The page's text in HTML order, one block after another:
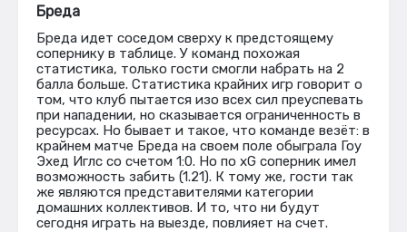
Бреда
Бреда идет соседом сверху к предстоящему
сопернику в таблице. У команд похожая
статистика, только гости смогли набрать на 2
балла больше. Статистика крайних игр говорит о
том, что клуб пытается изо всех сил преуспевать
при нападении, но сказывается ограниченность в
ресурсах. Но бывает и такое, что команде везёт: в
крайнем матче Бреда на своем поле обыграла Гоу
Эхед Иглс со счетом 1:0. Но по xG соперник имел
возможность забить (1.21). К тому же, гости так
же являются представителями категории
домашних коллективов. И то, что ни будут
сегодня играть на выезде, повлияет на счет.